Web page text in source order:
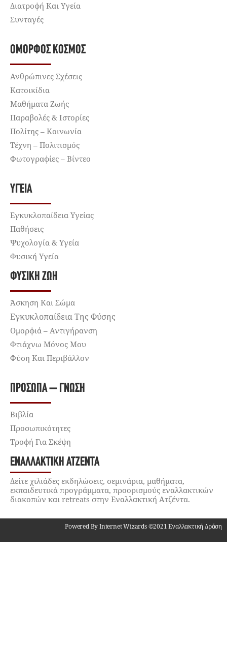
Διατροφή Και Υγεία
Συνταγές
ΌΜΟΡΦΟΣ ΚΌΣΜΟΣ
Ανθρώπινες Σχέσεις
Κατοικίδια
Μαθήματα Ζωής
Παραβολές & Ιστορίες
Πολίτης – Κοινωνία
Τέχνη – Πολιτισμός
Φωτογραφίες – Βίντεο
ΥΓΕΊΑ
Εγκυκλοπαίδεια Υγείας
Παθήσεις
Ψυχολογία & Υγεία
Φυσική Υγεία
ΦΥΣΙΚΉ ΖΩΉ
Άσκηση Και Σώμα
Εγκυκλοπαίδεια Της Φύσης
Ομορφιά – Αντιγήρανση
Φτιάχνω Μόνος Μου
Φύση Και Περιβάλλον
ΠΡΌΣΩΠΑ – ΓΝΏΣΗ
Βιβλία
Προσωπικότητες
Τροφή Για Σκέψη
ΕΝΑΛΛΑΚΤΙΚΉ ΑΤΖΈΝΤΑ
Δείτε χιλιάδες εκδηλώσεις, σεμινάρια, μαθήματα,
εκπαιδευτικά προγράμματα, προορισμούς εναλλακτικών
διακοπών και retreats στην Εναλλακτική Ατζέντα.
Powered By Internet Wizards ©2021 Εναλλακτική Δράση